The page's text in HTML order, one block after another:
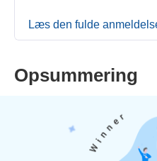
Læs den fulde
Opsummering